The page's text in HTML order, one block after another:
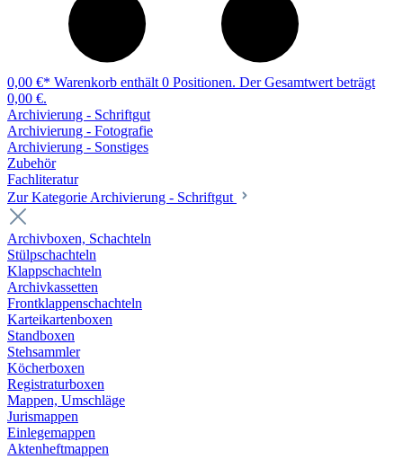
0,00 €* Warenkorb enthält 0 Positionen. Der Gesamtwert beträgt
0,00 €.
Archivierung - Schriftgut
Archivierung - Fotografie
Archivierung - Sonstiges
Zubehör
Fachliteratur
Zur Kategorie Archivierung - Schriftgut
Archivboxen, Schachteln
Stülpschachteln
Klappschachteln
Archivkassetten
Frontklappenschachteln
Karteikartenboxen
Standboxen
Stehsammler
Köcherboxen
Registraturboxen
Mappen, Umschläge
Jurismappen
Einlegemappen
Aktenheftmappen